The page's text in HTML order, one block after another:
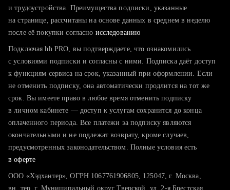
тратите много времени на поиск и вручную поднимаете
хотите сравнить себя с конкурентами и оценить шансы
и трудоустройства. Преимущества подписки, указанные
на странице, рассчитаны на основе данных в среднем в неделю
после её покупки согласно исследованию
Подключая hh PRO, вы подтверждаете, что ознакомились
с условиями подписки и согласны с ними. Подписка даёт доступ
к функциям сервиса на срок, указанный при оформлении. Если
не отменить подписку, она автоматически продлится на тот же
срок. Вы имеете право в любое время отменить подписку
в личном кабинете — доступ к услугам сохранится до конца
оплаченного периода. Все платежи за подписку являются
окончательными и не подлежат возврату, кроме случаев,
предусмотренных законодательством. Полные условия есть
в оферте
ООО «Хэдхантер», ОГРН 1067761906805, 125047, г. Москва,
вн. тер. г. Муниципальный округ Тверской, ул. 2-я Брестская,